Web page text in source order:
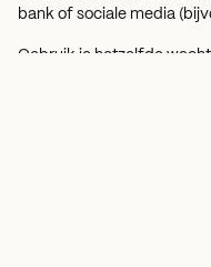
bank of sociale media
Gebruik je hetzelfde